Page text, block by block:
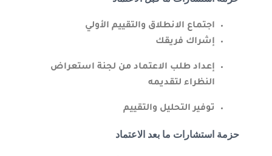
اجتماع الانطلاق والتقييم الأولي
إشراك فريقك
إعداد طلب الاعتماد من لجنة استعراض
النظراء لتقديمه
توفير التحليل والتقييم
حزمة استشارات ما بعد الاعتماد